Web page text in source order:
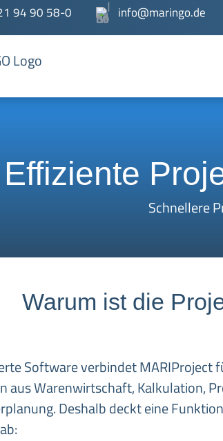
94 90 58-0 info@maringo.de
Effiziente
Schnellere
Warum ist die
Software verbindet MARIProject
aus Warenwirtschaft, Kalkulation,
Deshalb deckt eine